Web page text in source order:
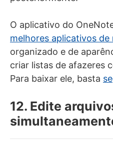
O aplicativo do
melhores aplicativos de
organizado e de
criar listas de afazeres
Para baixar ele, basta
12. Edite